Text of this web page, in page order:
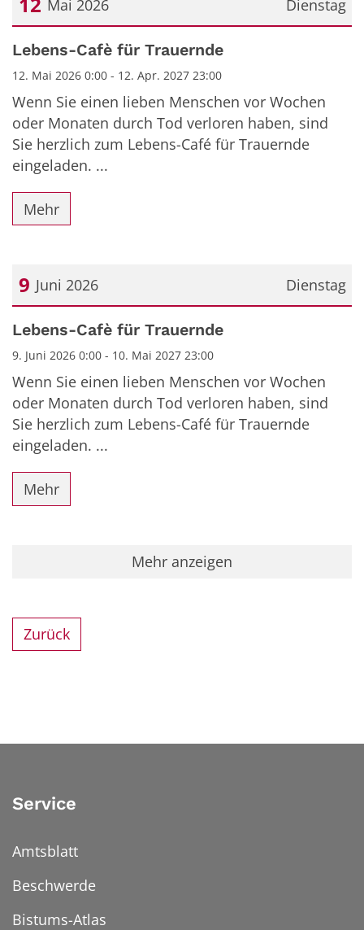
Dienstag
Mai 2026
Datum: 12. Mai 2026
Lebens-Cafè für Trauernde
12. Mai 2026 0:00 - 12. Apr. 2027 23:00
Wenn Sie einen lieben Menschen vor Wochen
oder Monaten durch Tod verloren haben, sind
Sie herzlich zum Lebens-Café für Trauernde
eingeladen. ...
Mehr
Dienstag
9 Juni 2026
Datum: 9. Juni 2026
Lebens-Cafè für Trauernde
9. Juni 2026 0:00 - 10. Mai 2027 23:00
Wenn Sie einen lieben Menschen vor Wochen
oder Monaten durch Tod verloren haben, sind
Sie herzlich zum Lebens-Café für Trauernde
eingeladen. ...
Mehr
Mehr anzeigen
Zurück
Service
Amtsblatt
Beschwerde
Bistums-Atlas